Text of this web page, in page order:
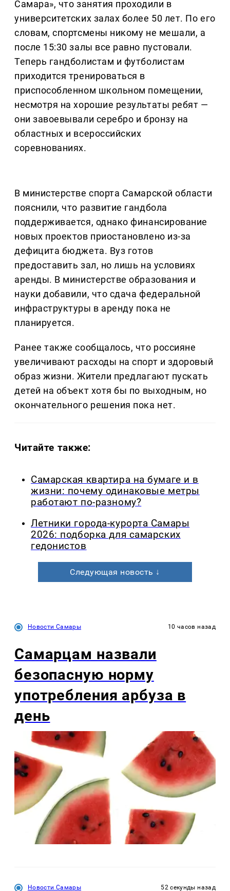
Самара», что занятия проходили в
университетских залах более 50 лет. По его
словам, спортсмены никому не мешали, а
после 15:30 залы все равно пустовали.
Теперь гандболистам и футболистам
приходится тренироваться в
приспособленном школьном помещении,
несмотря на хорошие результаты ребят —
они завоевывали серебро и бронзу на
областных и всероссийских
соревнованиях.
В министерстве спорта Самарской области
пояснили, что развитие гандбола
поддерживается, однако финансирование
новых проектов приостановлено из-за
дефицита бюджета. Вуз готов
предоставить зал, но лишь на условиях
аренды. В министерстве образования и
науки добавили, что сдача федеральной
инфраструктуры в аренду пока не
планируется.
Ранее также сообщалось, что россияне
увеличивают расходы на спорт и здоровый
образ жизни. Жители предлагают пускать
детей на объект хотя бы по выходным, но
окончательного решения пока нет.
Читайте также:
Самарская квартира на бумаге и в
жизни: почему одинаковые метры
работают по-разному?
Летники города-курорта Самары
2026: подборка для самарских
гедонистов
Следующая новость ↓
Новости Самары 10 часов назад
Самарцам назвали
безопасную норму
употребления арбуза в
день
Новости Самары 52 секунды назад